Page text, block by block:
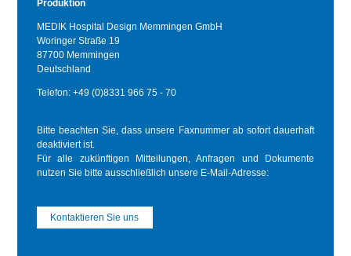
Produktion
MEDIK Hospital Design Memmingen GmbH
Woringer Straße 19
87700 Memmingen
Deutschland
Telefon: +49 (0)8331 966 75 - 70
Bitte beachten Sie, dass unsere Faxnummer ab sofort dauerhaft
deaktiviert ist.
Für alle zukünftigen Mitteilungen, Anfragen und Dokumente
nutzen Sie bitte ausschließlich unsere E-Mail-Adresse:
Kontaktieren Sie uns